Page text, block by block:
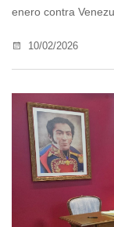
enero contra
10/02/2026